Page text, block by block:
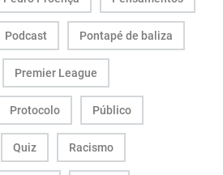
Podcast Pontapé de baliza
Premier League
Protocolo Público
Quiz Racismo